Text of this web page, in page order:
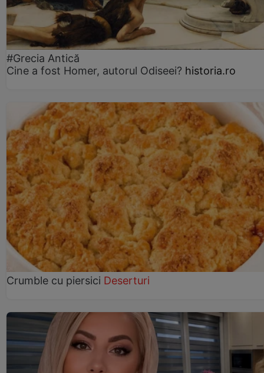
#Grecia Antică
Cine a fost Homer, autorul Odiseei? historia.ro
Crumble cu piersici Deserturi